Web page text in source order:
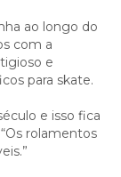
ao longo do
com a
e
para skate.
e isso fica
rolamentos